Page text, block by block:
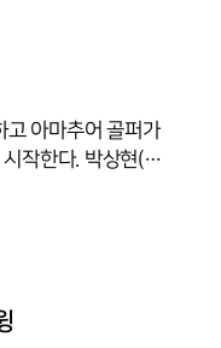
. 2020년
고 아마추어 골퍼가
작한다. 박상현(3
어에서는 신인왕
있는 박상현. 박상